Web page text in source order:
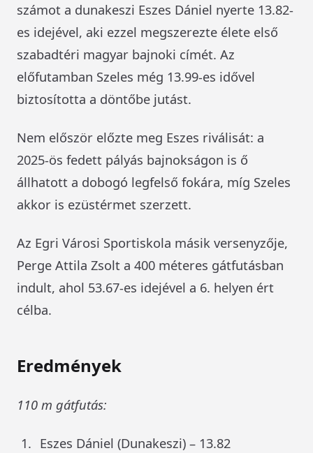
számot a dunakeszi Eszes Dániel nyerte 13.82-
es idejével, aki ezzel megszerezte élete első
szabadtéri magyar bajnoki címét. Az
előfutamban Szeles még 13.99-es idővel
biztosította a döntőbe jutást.
Nem először előzte meg Eszes riválisát: a
2025-ös fedett pályás bajnokságon is ő
állhatott a dobogó legfelső fokára, míg Szeles
akkor is ezüstérmet szerzett.
Az Egri Városi Sportiskola másik versenyzője,
Perge Attila Zsolt a 400 méteres gátfutásban
indult, ahol 53.67-es idejével a 6. helyen ért
célba.
Eredmények
110 m gátfutás:
Eszes Dániel (Dunakeszi) – 13.82